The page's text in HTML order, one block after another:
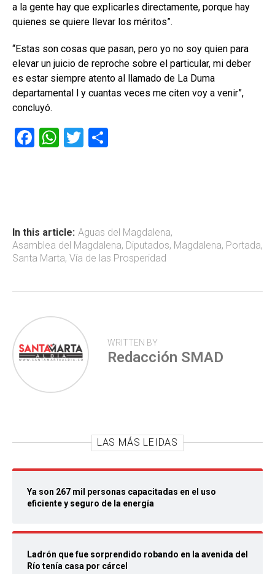
a la gente hay que explicarles directamente, porque hay
quienes se quiere llevar los méritos”.
“Estas son cosas que pasan, pero yo no soy quien para
elevar un juicio de reproche sobre el particular, mi deber
es estar siempre atento al llamado de La Duma
departamental l y cuantas veces me citen voy a venir”,
concluyó.
F
ok
W
p
p
T
tir
In this article: Aguas del Magdalena,
Asamblea del Magdalena, Diputados, Magdalena, Portada,
Santa Marta, Vía de las Prosperidad
WRITTEN BY
Redacción SMAD
LAS MÁS LEIDAS
Ya son 267 mil personas capacitadas en el uso
eficiente y seguro de la energía
Ladrón que fue sorprendido robando en la avenida del
Río tenía casa por cárcel